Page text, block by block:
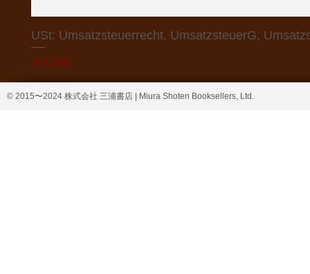
USt: Umsatzsteuerrecht. UmsatzsteuerG,
価格
￥4,368
© 2015〜2024 株式会社 三浦書店 | Miura Shoten Booksellers, Ltd.